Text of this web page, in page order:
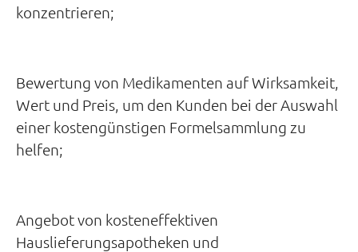
konzentrieren;
Bewertung von Medikamenten auf Wirksamkeit,
Wert und Preis, um den Kunden bei der Auswahl
einer kostengünstigen Formelsammlung zu
helfen;
Angebot von kosteneffektiven
Hauslieferungsapotheken und